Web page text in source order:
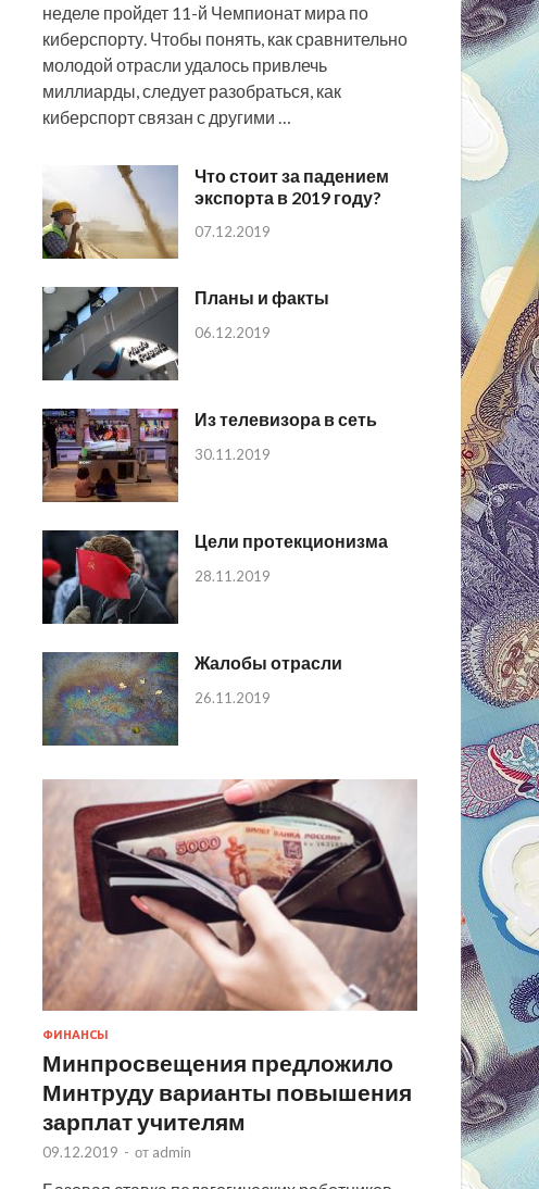
неделе пройдет 11-й Чемпионат мира по
киберспорту. Чтобы понять, как сравнительно
молодой отрасли удалось привлечь
миллиарды, следует разобраться, как
киберспорт связан с другими …
Что стоит за падением
экспорта в 2019 году?
07.12.2019
Планы и факты
06.12.2019
Из телевизора в сеть
30.11.2019
Цели протекционизма
28.11.2019
Жалобы отрасли
26.11.2019
ФИНАНСЫ
Минпросвещения предложило
Минтруду варианты повышения
зарплат учителям
09.12.2019 - от admin